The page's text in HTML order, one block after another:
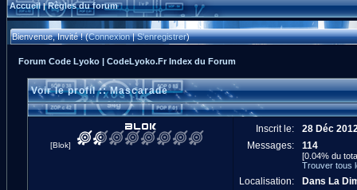
Accueil|Règles du forum
Bienvenue, Invité ! (Connexion|S'enregistrer)
Forum Code Lyoko | CodeLyoko.Fr Index du Forum
Voir le profil :: Mascarade
[Blok]
Inscrit le:
28 Déc
Messages:
114
[0.04% du
Trouver tous
Localisation:
Dans La